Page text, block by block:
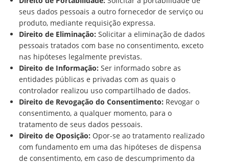
seus dados pessoais a outro fornecedor de serviço ou
produto, mediante requisição expressa.
Direito de Eliminação:Solicitar a eliminação de dados
pessoais tratados com base no consentimento, exceto
nas hipóteses legalmente previstas.
Direito de Informação:Ser informado sobre as
entidades públicas e privadas com as quais o
controlador realizou uso compartilhado de dados.
Direito de Revogação do Consentimento: Revogar o
consentimento, a qualquer momento, para o
tratamento de seus dados pessoais.
Direito de Oposição: Opor-se ao tratamento realizado
com fundamento em uma das hipóteses de dispensa
de consentimento, em caso de descumprimento da